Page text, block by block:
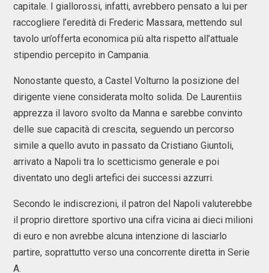
capitale. I giallorossi, infatti, avrebbero pensato a lui per
raccogliere l’eredità di Frederic Massara, mettendo sul
tavolo un’offerta economica più alta rispetto all’attuale
stipendio percepito in Campania.
Nonostante questo, a Castel Volturno la posizione del
dirigente viene considerata molto solida. De Laurentiis
apprezza il lavoro svolto da Manna e sarebbe convinto
delle sue capacità di crescita, seguendo un percorso
simile a quello avuto in passato da Cristiano Giuntoli,
arrivato a Napoli tra lo scetticismo generale e poi
diventato uno degli artefici dei successi azzurri.
Secondo le indiscrezioni, il patron del Napoli valuterebbe
il proprio direttore sportivo una cifra vicina ai dieci milioni
di euro e non avrebbe alcuna intenzione di lasciarlo
partire, soprattutto verso una concorrente diretta in Serie
A.